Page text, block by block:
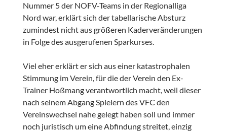
Nummer 5 der NOFV-Teams in der Regionalliga
Nord war, erklärt sich der tabellarische Absturz
zumindest nicht aus größeren Kaderveränderungen
in Folge des ausgerufenen Sparkurses.
Viel eher erklärt er sich aus einer katastrophalen
Stimmung im Verein, für die der Verein den Ex-
Trainer Hoßmang verantwortlich macht, weil dieser
nach seinem Abgang Spielern des VFC den
Vereinswechsel nahe gelegt haben soll und immer
noch juristisch um eine Abfindung streitet, einzig